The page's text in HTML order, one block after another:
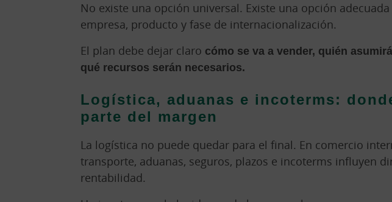
No existe una opción universal. Existe una opción
empresa, producto y fase de internacionalización.
El plan debe dejar claro cómo se va a vender, quién
qué recursos serán necesarios.
Logística, aduanas e incoterms:
parte del margen
La logística no puede quedar para el final. En comercio
transporte, aduanas, seguros, plazos e incoterms influyen
rentabilidad.